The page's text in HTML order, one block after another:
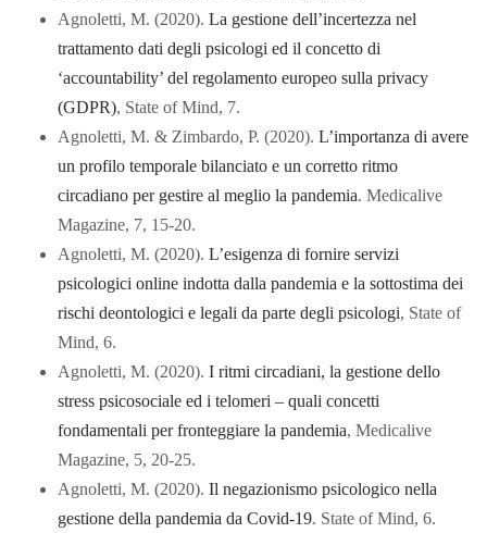
Agnoletti, M. (2020).La gestione dell’incertezza nel
trattamento dati degli psicologi ed il concetto di
‘accountability’ del regolamento europeo sulla privacy
(GDPR), State of Mind, 7.
Agnoletti, M. & Zimbardo, P. (2020).L’importanza di avere
un profilo temporale bilanciato e un corretto ritmo
circadiano per gestire al meglio la pandemia. Medicalive
Magazine, 7, 15-20.
Agnoletti, M. (2020).L’esigenza di fornire servizi
psicologici online indotta dalla pandemia e la sottostima dei
rischi deontologici e legali da parte degli psicologi, State of
Mind, 6.
Agnoletti, M. (2020).I ritmi circadiani, la gestione dello
stress psicosociale ed i telomeri – quali concetti
fondamentali per fronteggiare la pandemia, Medicalive
Magazine, 5, 20-25.
Agnoletti, M. (2020).Il negazionismo psicologico nella
gestione della pandemia da Covid-19. State of Mind, 6.